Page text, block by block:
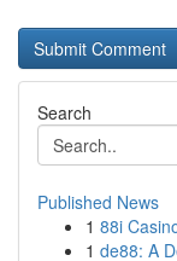
Search
Published News
1 88i
1 de88: A